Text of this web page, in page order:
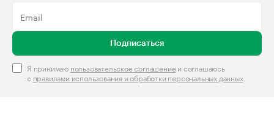
Подписаться
Я принимаю пользовательское соглашениеи соглашаюсь
с правилами использования и обработки персональных данных.